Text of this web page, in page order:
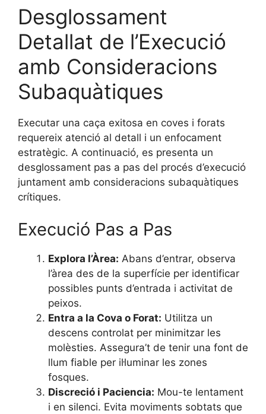
Desglossament
Detallat de l’Execució
amb Consideracions
Subaquàtiques
Executar una caça exitosa en coves i forats
requereix atenció al detall i un enfocament
estratègic. A continuació, es presenta un
desglossament pas a pas del procés d’execució
juntament amb consideracions subaquàtiques
crítiques.
Execució Pas a Pas
Explora l’Àrea: Abans d’entrar, observa
l’àrea des de la superfície per identificar
possibles punts d’entrada i activitat de
peixos.
Entra a la Cova o Forat: Utilitza un
descens controlat per minimitzar les
molèsties. Assegura’t de tenir una font de
llum fiable per il·luminar les zones
fosques.
Discreció i Paciencia: Mou-te lentament
i en silenci. Evita moviments sobtats que